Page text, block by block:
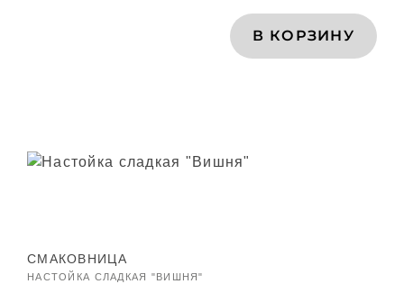
В КОРЗИНУ
СМАКОВНИЦА
НАСТОЙКА СЛАДКАЯ "ВИШНЯ"